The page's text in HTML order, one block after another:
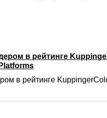
в рейтинге
в рейтинге